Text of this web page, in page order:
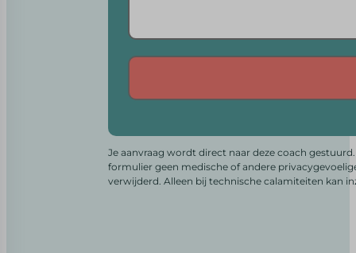
Je aanvraag wordt direct naar deze coach
formulier geen medische of andere
verwijderd. Alleen bij technische calamiteiten kan